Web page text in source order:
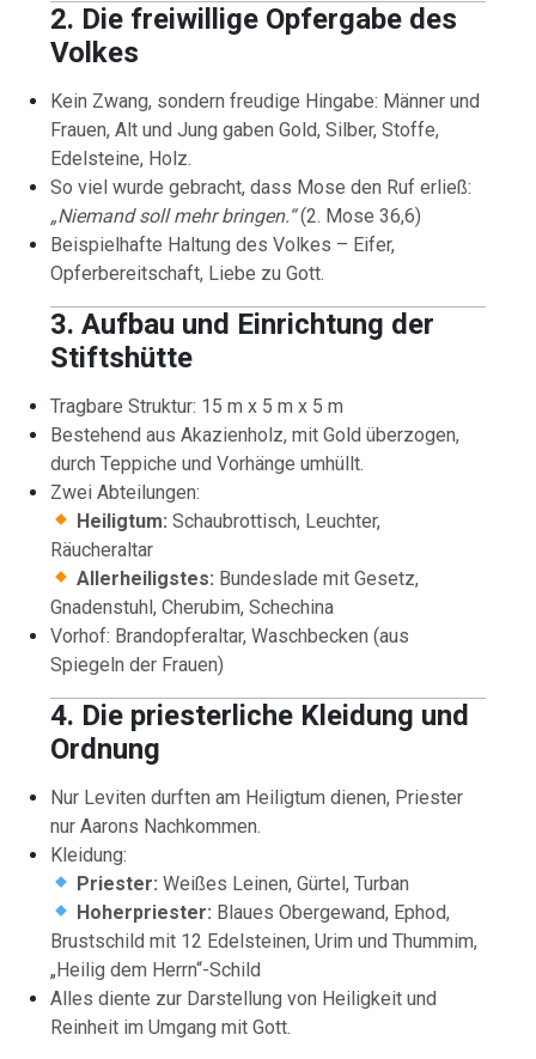
2. Die freiwillige Opfergabe des
Volkes
Kein Zwang, sondern freudige Hingabe: Männer und
Frauen, Alt und Jung gaben Gold, Silber, Stoffe,
Edelsteine, Holz.
So viel wurde gebracht, dass Mose den Ruf erließ:
„Niemand soll mehr bringen.“(2. Mose 36,6)
Beispielhafte Haltung des Volkes – Eifer,
Opferbereitschaft, Liebe zu Gott.
3. Aufbau und Einrichtung der
Stiftshütte
Tragbare Struktur: 15 m x 5 m x 5 m
Bestehend aus Akazienholz, mit Gold überzogen,
durch Teppiche und Vorhänge umhüllt.
Zwei Abteilungen:
Heiligtum: Schaubrottisch, Leuchter,
Räucheraltar
Allerheiligstes: Bundeslade mit Gesetz,
Gnadenstuhl, Cherubim, Schechina
Vorhof: Brandopferaltar, Waschbecken (aus
Spiegeln der Frauen)
4. Die priesterliche Kleidung und
Ordnung
Nur Leviten durften am Heiligtum dienen, Priester
nur Aarons Nachkommen.
Kleidung:
Priester: Weißes Leinen, Gürtel, Turban
Hoherpriester: Blaues Obergewand, Ephod,
Brustschild mit 12 Edelsteinen, Urim und Thummim,
„Heilig dem Herrn“-Schild
Alles diente zur Darstellung von Heiligkeit und
Reinheit im Umgang mit Gott.